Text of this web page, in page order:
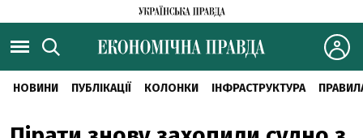
НОВИНИ ПУБЛІКАЦІЇ КОЛОНКИ ІНФРАСТРУКТУРА